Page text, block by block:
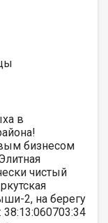
в
бизнecoм
чистый
2, нa бepегу